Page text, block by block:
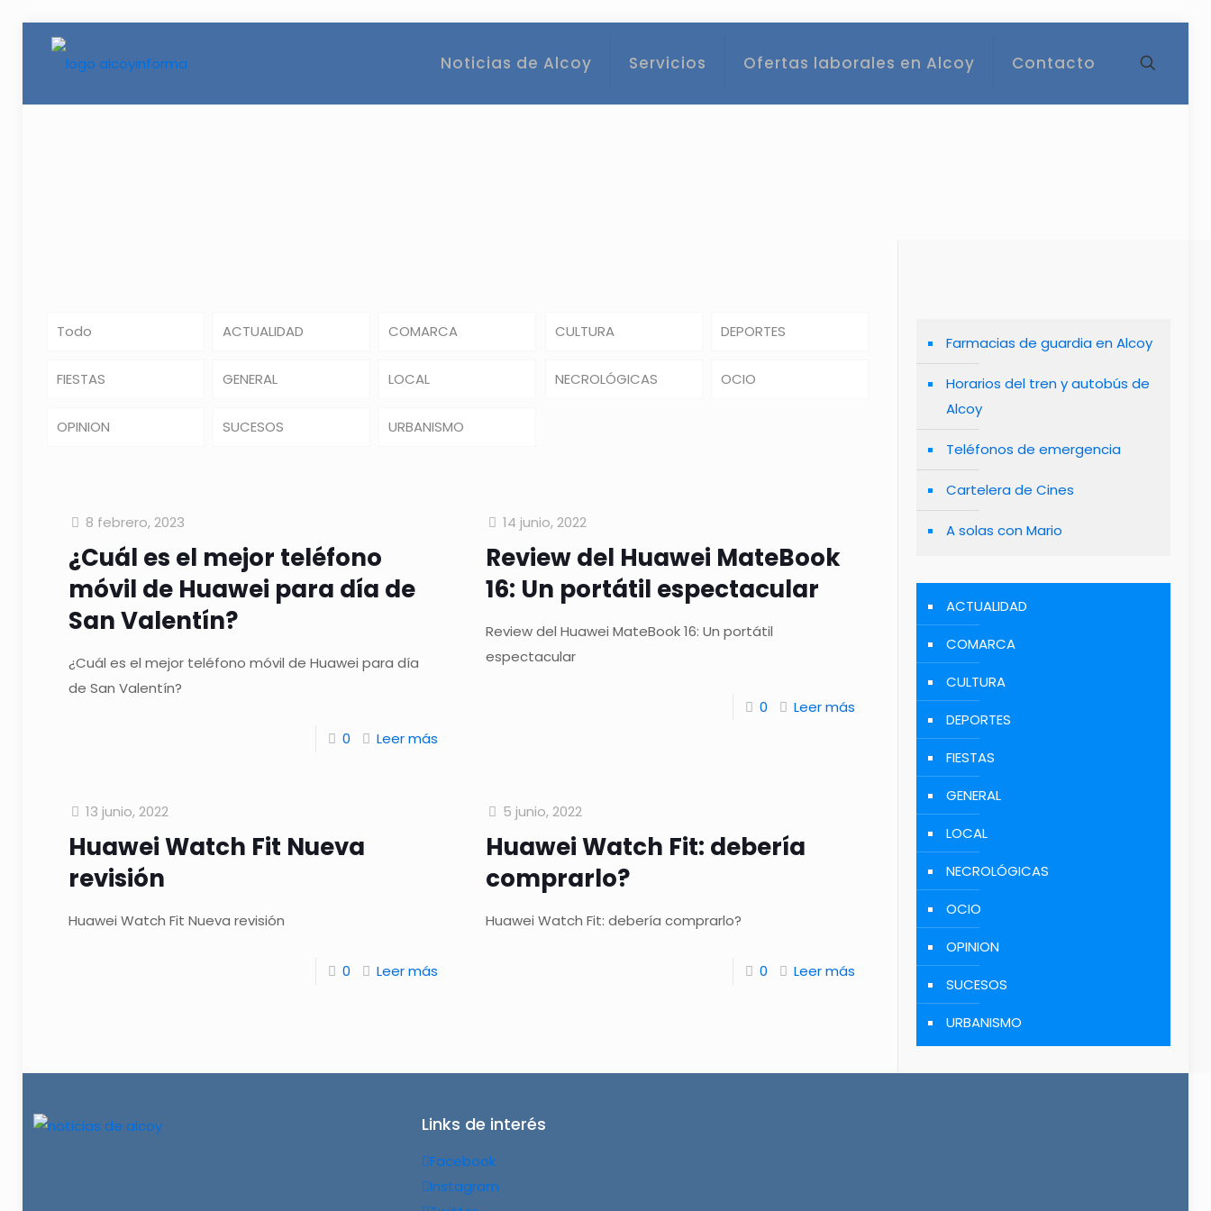
Noticias de Alcoy Servicios Ofertas laborales en Alcoy Contacto
Todo ACTUALIDAD COMARCA CULTURA DEPORTES
FIESTAS GENERAL LOCAL NECROLÓGICAS OCIO
OPINION SUCESOS URBANISMO
8 febrero, 2023
¿Cuál es el mejor teléfono
móvil de Huawei para día de
San Valentín?
¿Cuál es el mejor teléfono móvil de Huawei para día
de San Valentín?
0 Leer más
14 junio, 2022
Review del Huawei MateBook
16: Un portátil espectacular
Review del Huawei MateBook 16: Un portátil
espectacular
0 Leer más
13 junio, 2022
Huawei Watch Fit Nueva
revisión
Huawei Watch Fit Nueva revisión
0 Leer más
5 junio, 2022
Huawei Watch Fit: debería
comprarlo?
Huawei Watch Fit: debería comprarlo?
0 Leer más
Farmacias de guardia en Alcoy
Horarios del tren y autobús de
Alcoy
Teléfonos de emergencia
Cartelera de Cines
A solas con Mario
ACTUALIDAD
COMARCA
CULTURA
DEPORTES
FIESTAS
GENERAL
LOCAL
NECROLÓGICAS
OCIO
OPINION
SUCESOS
URBANISMO
Links de interés
Facebook
Instagram